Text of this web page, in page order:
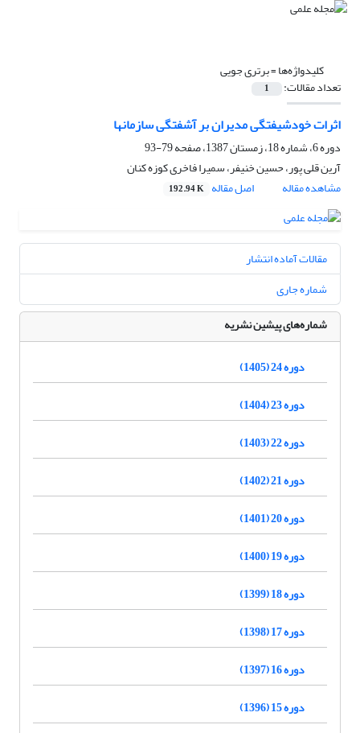
کلیدواژه‌ها =برتری جویی
تعداد مقالات: 1
اثرات خودشیفتگی مدیران بر آشفتگی سازمانها
دوره 6، شماره 18، زمستان 1387، صفحه
79-93
آرین قلی پور، حسین خنیفر، سمیرا فاخری کوزه کنان
مشاهده مقاله
اصل مقاله 192.94 K
مقالات آماده انتشار
شماره جاری
شماره‌های پیشین نشریه
دوره 24 (1405)
دوره 23 (1404)
دوره 22 (1403)
دوره 21 (1402)
دوره 20 (1401)
دوره 19 (1400)
دوره 18 (1399)
دوره 17 (1398)
دوره 16 (1397)
دوره 15 (1396)